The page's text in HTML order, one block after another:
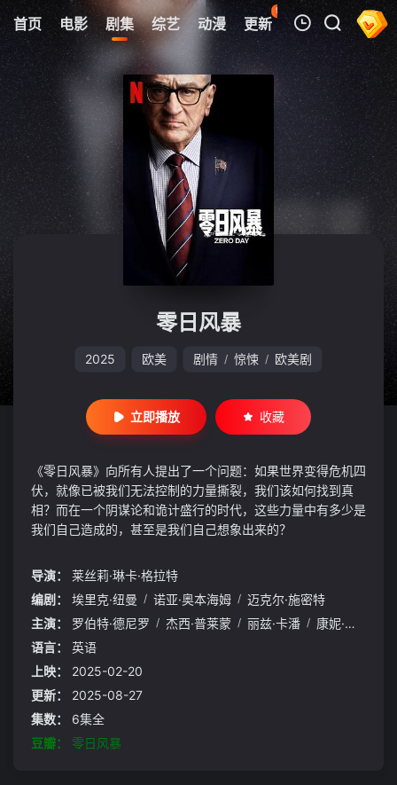
首页 电影 剧集 综艺 动漫 更新
95
热榜 APP
我的观影记录
暂无观看影片的记录
零日风暴
2025 欧美 剧情 / 惊悚 / 欧美剧
立即播放 收藏
《零日风暴》向所有人提出了一个问题：如果世界变得危机四
伏，就像已被我们无法控制的力量撕裂，我们该如何找到真
相？而在一个阴谋论和诡计盛行的时代，这些力量中有多少是
我们自己造成的，甚至是我们自己想象出来的？
导演：
莱丝莉·琳卡·格拉特
编剧：
埃里克·纽曼 / 诺亚·奥本海姆 / 迈克尔·施密特
主演：
罗伯特·德尼罗 / 杰西·普莱蒙 / 丽兹·卡潘 / 康妮·布里顿
语言：
英语
上映：
2025-02-20
更新：
2025-08-27
集数：
6集全
豆瓣：
零日风暴